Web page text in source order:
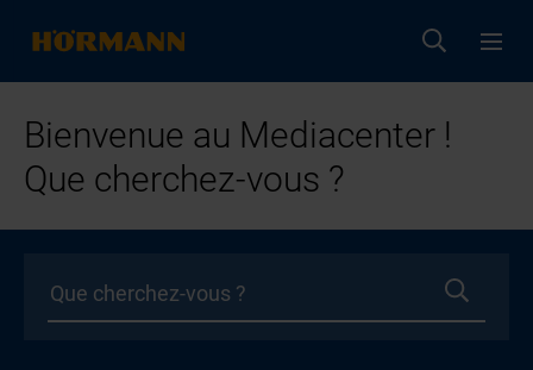
Bienvenue au Mediacenter !
Que cherchez-vous ?